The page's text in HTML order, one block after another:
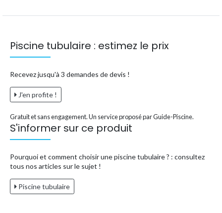
Piscine tubulaire : estimez le prix
Recevez jusqu'à 3 demandes de devis !
J'en profite !
Gratuit et sans engagement. Un service proposé par Guide-Piscine.
S'informer sur ce produit
Pourquoi et comment choisir une piscine tubulaire ? : consultez
tous nos articles sur le sujet !
Piscine tubulaire